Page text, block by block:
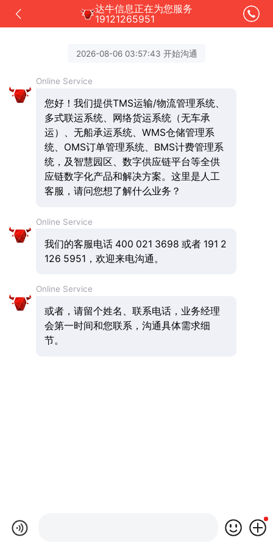
达牛信息正在为您服务
19121265951
2026-08-06 03:57:43 开始沟通
Online Service
您好！我们提供TMS运输/物流管理系统、
多式联运系统、网络货运系统（无车承
运）、无船承运系统、WMS仓储管理系
统、OMS订单管理系统、BMS计费管理系
统，及智慧园区、数字供应链平台等全供
应链数字化产品和解决方案。这里是人工
客服，请问您想了解什么业务？
Online Service
我们的客服电话 400 021 3698 或者 191 2
126 5951，欢迎来电沟通。
Online Service
或者，请留个姓名、联系电话，业务经理
会第一时间和您联系，沟通具体需求细
节。